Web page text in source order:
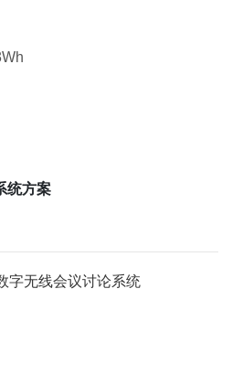
统方案
字无线会议讨论系统